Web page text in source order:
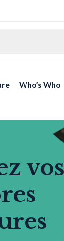
Who’s Who
vos